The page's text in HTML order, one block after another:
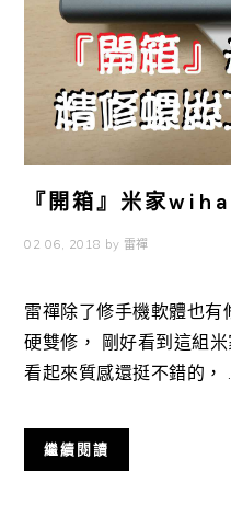
『開箱』米家
02 06, 2018 by 雷禪
雷禪除了修手機軟體也
硬雙修， 剛好看到這組
看起來質感還挺不錯的，
繼續閱讀